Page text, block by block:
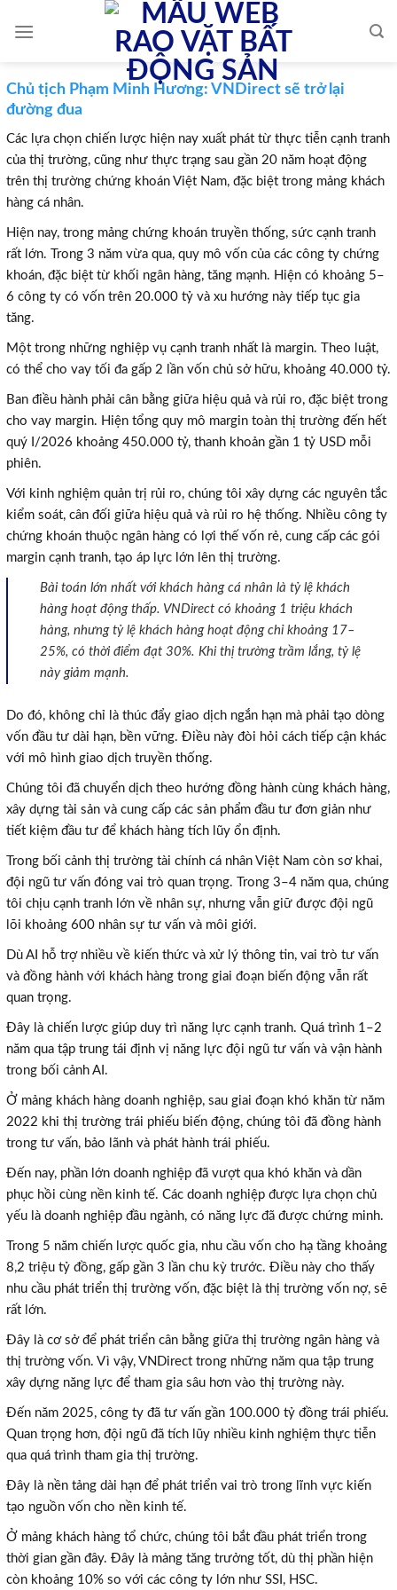
Chủ tịch Phạm Minh Hương: VNDirect sẽ trở lại
đường đua
Các lựa chọn chiến lược hiện nay xuất phát từ thực tiễn cạnh tranh
của thị trường, cũng như thực trạng sau gần 20 năm hoạt động
trên thị trường chứng khoán Việt Nam, đặc biệt trong mảng khách
hàng cá nhân.
Hiện nay, trong mảng chứng khoán truyền thống, sức cạnh tranh
rất lớn. Trong 3 năm vừa qua, quy mô vốn của các công ty chứng
khoán, đặc biệt từ khối ngân hàng, tăng mạnh. Hiện có khoảng 5–
6 công ty có vốn trên 20.000 tỷ và xu hướng này tiếp tục gia
tăng.
Một trong những nghiệp vụ cạnh tranh nhất là margin. Theo luật,
có thể cho vay tối đa gấp 2 lần vốn chủ sở hữu, khoảng 40.000 tỷ.
Ban điều hành phải cân bằng giữa hiệu quả và rủi ro, đặc biệt trong
cho vay margin. Hiện tổng quy mô margin toàn thị trường đến hết
quý I/2026 khoảng 450.000 tỷ, thanh khoản gần 1 tỷ USD mỗi
phiên.
Với kinh nghiệm quản trị rủi ro, chúng tôi xây dựng các nguyên tắc
kiểm soát, cân đối giữa hiệu quả và rủi ro hệ thống. Nhiều công ty
chứng khoán thuộc ngân hàng có lợi thế vốn rẻ, cung cấp các gói
margin cạnh tranh, tạo áp lực lớn lên thị trường.
Bài toán lớn nhất với khách hàng cá nhân là tỷ lệ khách
hàng hoạt động thấp. VNDirect có khoảng 1 triệu khách
hàng, nhưng tỷ lệ khách hàng hoạt động chỉ khoảng 17–
25%, có thời điểm đạt 30%. Khi thị trường trầm lắng, tỷ lệ
này giảm mạnh.
Do đó, không chỉ là thúc đẩy giao dịch ngắn hạn mà phải tạo dòng
vốn đầu tư dài hạn, bền vững. Điều này đòi hỏi cách tiếp cận khác
với mô hình giao dịch truyền thống.
Chúng tôi đã chuyển dịch theo hướng đồng hành cùng khách hàng,
xây dựng tài sản và cung cấp các sản phẩm đầu tư đơn giản như
tiết kiệm đầu tư để khách hàng tích lũy ổn định.
Trong bối cảnh thị trường tài chính cá nhân Việt Nam còn sơ khai,
đội ngũ tư vấn đóng vai trò quan trọng. Trong 3–4 năm qua, chúng
tôi chịu cạnh tranh lớn về nhân sự, nhưng vẫn giữ được đội ngũ
lõi khoảng 600 nhân sự tư vấn và môi giới.
Dù AI hỗ trợ nhiều về kiến thức và xử lý thông tin, vai trò tư vấn
và đồng hành với khách hàng trong giai đoạn biến động vẫn rất
quan trọng.
Đây là chiến lược giúp duy trì năng lực cạnh tranh. Quá trình 1–2
năm qua tập trung tái định vị năng lực đội ngũ tư vấn và vận hành
trong bối cảnh AI.
Ở mảng khách hàng doanh nghiệp, sau giai đoạn khó khăn từ năm
2022 khi thị trường trái phiếu biến động, chúng tôi đã đồng hành
trong tư vấn, bảo lãnh và phát hành trái phiếu.
Đến nay, phần lớn doanh nghiệp đã vượt qua khó khăn và dần
phục hồi cùng nền kinh tế. Các doanh nghiệp được lựa chọn chủ
yếu là doanh nghiệp đầu ngành, có năng lực đã được chứng minh.
Trong 5 năm chiến lược quốc gia, nhu cầu vốn cho hạ tầng khoảng
8,2 triệu tỷ đồng, gấp gần 3 lần chu kỳ trước. Điều này cho thấy
nhu cầu phát triển thị trường vốn, đặc biệt là thị trường vốn nợ, sẽ
rất lớn.
Đây là cơ sở để phát triển cân bằng giữa thị trường ngân hàng và
thị trường vốn. Vì vậy, VNDirect trong những năm qua tập trung
xây dựng năng lực để tham gia sâu hơn vào thị trường này.
Đến năm 2025, công ty đã tư vấn gần 100.000 tỷ đồng trái phiếu.
Quan trọng hơn, đội ngũ đã tích lũy nhiều kinh nghiệm thực tiễn
qua quá trình tham gia thị trường.
Đây là nền tảng dài hạn để phát triển vai trò trong lĩnh vực kiến
tạo nguồn vốn cho nền kinh tế.
Ở mảng khách hàng tổ chức, chúng tôi bắt đầu phát triển trong
thời gian gần đây. Đây là mảng tăng trưởng tốt, dù thị phần hiện
còn khoảng 10% so với các công ty lớn như SSI, HSC.